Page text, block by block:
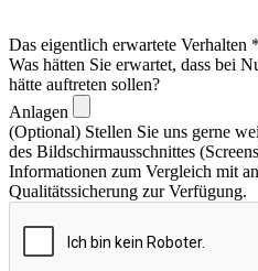
Das eigentlich erwartete Verhalten *
Was hätten Sie erwartet, dass bei
hätte auftreten sollen?
Anlagen
(Optional) Stellen Sie uns gerne
des Bildschirmausschnittes
Informationen zum Vergleich mit
Qualitätssicherung zur Verfügung.